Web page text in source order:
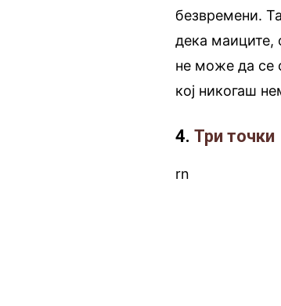
безвремени.
дека маиците,
не може да се
кој никогаш
4.Три точки
rn